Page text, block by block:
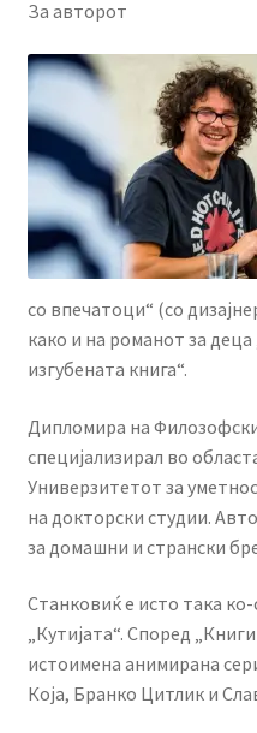
За авторот
со впечатоци“ (со
како и на романот за
изгубената книга“.
Дипломира на
специјализирал во
Универзитетот за
на докторски студии.
за домашни и странски
Станковиќ е исто така
„Кутијата“. Според
истоимена анимирана
Која, Бранко Цитлик и